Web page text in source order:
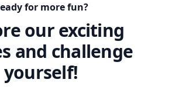
for more fun?
our exciting
and challenge
yourself!